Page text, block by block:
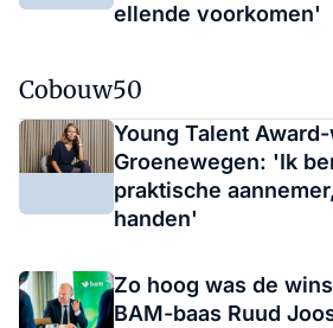
ellende voorkomen'
Cobouw50
Young Talent
Groenewegen: 'Ik
praktische
handen'
Zo hoog was de
BAM-baas Ruud